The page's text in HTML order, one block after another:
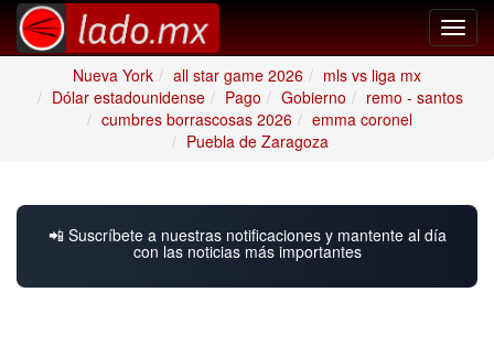
Nueva York
all star game 2026
mls vs liga mx
Dólar estadounidense
Pago Gobierno
remo - santos
cumbres borrascosas 2026
emma coronel
Puebla de Zaragoza
📲 Suscríbete a nuestras notificaciones y mantente al día
con las noticias más importantes